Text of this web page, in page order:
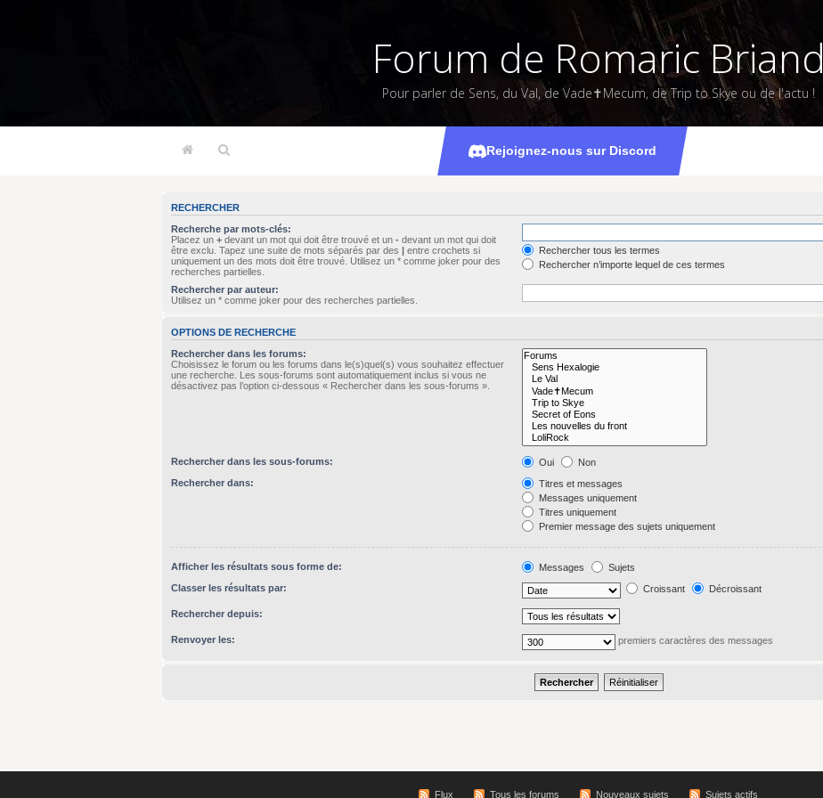
Forum de Romaric Briand
Pour parler de Sens, du Val, de Vade✝Mecum, de Trip to Skye ou de l'actu !
Rejoignez-nous sur Discord
Rechercher
RECHERCHER
Recherche par mots-clés:
Placez un + devant un mot qui doit être trouvé et un - devant un mot qui doit
être exclu. Tapez une suite de mots séparés par des | entre crochets si
uniquement un des mots doit être trouvé. Utilisez un * comme joker pour des
recherches partielles.
Rechercher tous les termes
Rechercher n’importe lequel de ces termes
Rechercher par auteur:
Utilisez un * comme joker pour des recherches partielles.
OPTIONS DE RECHERCHE
Rechercher dans les forums:
Choisissez le forum ou les forums dans le(s)quel(s) vous souhaitez effectuer
une recherche. Les sous-forums sont automatiquement inclus si vous ne
désactivez pas l’option ci-dessous « Rechercher dans les sous-forums ».
Rechercher dans les sous-forums: Oui
Non
Rechercher dans:
Titres et messages
Messages uniquement
Titres uniquement
Premier message des sujets uniquement
Afficher les résultats sous forme de: Messages
Sujets
Classer les résultats par:
Croissant Décroissant
Rechercher depuis:
Renvoyer les: premiers caractères des messages
Flux Tous les forums Nouveaux sujets Sujets actifs